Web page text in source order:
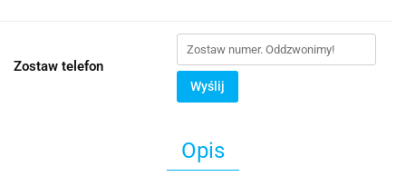
Zostaw telefon
Wyślij
Opis